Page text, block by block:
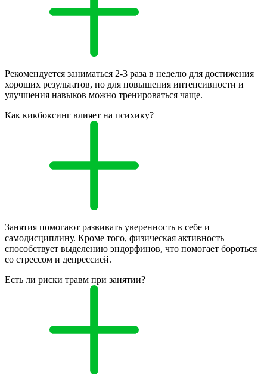
Рекомендуется заниматься 2-3 раза в неделю для достижения
хороших результатов, но для повышения интенсивности и
улучшения навыков можно тренироваться чаще.
Как кикбоксинг влияет на психику?
Занятия помогают развивать уверенность в себе и
самодисциплину. Кроме того, физическая активность
способствует выделению эндорфинов, что помогает бороться
со стрессом и депрессией.
Есть ли риски травм при занятии?